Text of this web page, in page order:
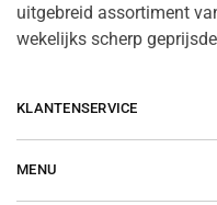
uitgebreid assortiment
wekelijks scherp
KLANTENSERVICE
MENU